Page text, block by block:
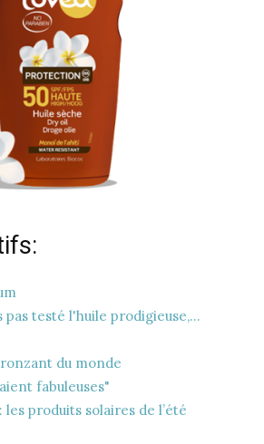
pas testé l'huile prodigieuse,…
du monde
fabuleuses"
les produits solaires de l’été